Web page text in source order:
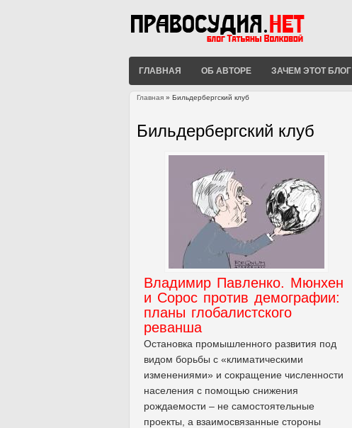
ГЛАВНАЯ ОБ АВТОРЕ ЗАЧЕМ ЭТОТ БЛОГ
Главная » Бильдербергский клуб
Бильдербергский клуб
Владимир Павленко. Мюнхен
и Сорос против демографии:
планы глобалистского
реванша
Остановка промышленного развития под
видом борьбы с «климатическими
изменениями» и сокращение численности
населения с помощью снижения
рождаемости – не самостоятельные
проекты, а взаимосвязанные стороны